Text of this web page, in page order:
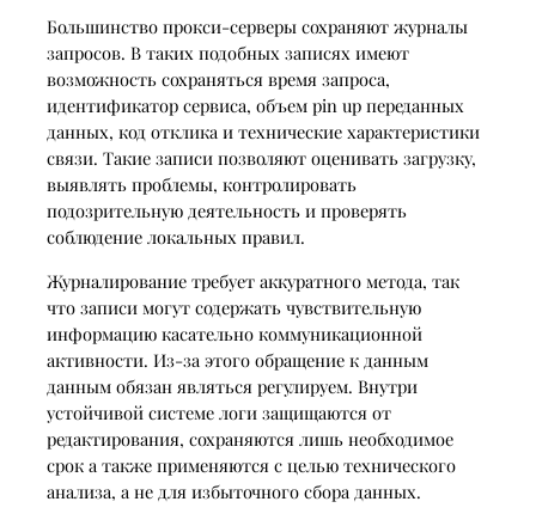
Большинство прокси-серверы сохраняют журналы
запросов. В таких подобных записях имеют
возможность сохраняться время запроса,
идентификатор сервиса, объем pin up переданных
данных, код отклика и технические характеристики
связи. Такие записи позволяют оценивать загрузку,
выявлять проблемы, контролировать
подозрительную деятельность и проверять
соблюдение локальных правил.
Журналирование требует аккуратного метода, так
что записи могут содержать чувствительную
информацию касательно коммуникационной
активности. Из-за этого обращение к данным
данным обязан являться регулируем. Внутри
устойчивой системе логи защищаются от
редактирования, сохраняются лишь необходимое
срок а также применяются с целью технического
анализа, а не для избыточного сбора данных.